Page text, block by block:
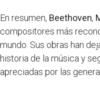
En resumen, Beethoven,
compositores más
mundo. Sus obras han
historia de la música y
apreciadas por las